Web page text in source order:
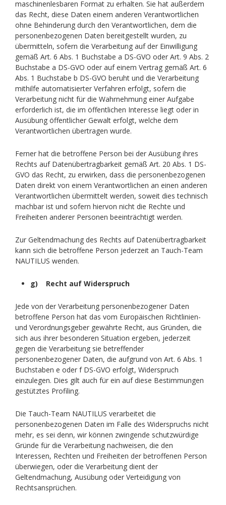
maschinenlesbaren Format zu erhalten. Sie hat außerdem
das Recht, diese Daten einem anderen Verantwortlichen
ohne Behinderung durch den Verantwortlichen, dem die
personenbezogenen Daten bereitgestellt wurden, zu
übermitteln, sofern die Verarbeitung auf der Einwilligung
gemäß Art. 6 Abs. 1 Buchstabe a DS-GVO oder Art. 9 Abs. 2
Buchstabe a DS-GVO oder auf einem Vertrag gemäß Art. 6
Abs. 1 Buchstabe b DS-GVO beruht und die Verarbeitung
mithilfe automatisierter Verfahren erfolgt, sofern die
Verarbeitung nicht für die Wahrnehmung einer Aufgabe
erforderlich ist, die im öffentlichen Interesse liegt oder in
Ausübung öffentlicher Gewalt erfolgt, welche dem
Verantwortlichen übertragen wurde.
Ferner hat die betroffene Person bei der Ausübung ihres
Rechts auf Datenübertragbarkeit gemäß Art. 20 Abs. 1 DS-
GVO das Recht, zu erwirken, dass die personenbezogenen
Daten direkt von einem Verantwortlichen an einen anderen
Verantwortlichen übermittelt werden, soweit dies technisch
machbar ist und sofern hiervon nicht die Rechte und
Freiheiten anderer Personen beeinträchtigt werden.
Zur Geltendmachung des Rechts auf Datenübertragbarkeit
kann sich die betroffene Person jederzeit an Tauch-Team
NAUTILUS wenden.
g) Recht auf Widerspruch
Jede von der Verarbeitung personenbezogener Daten
betroffene Person hat das vom Europäischen Richtlinien-
und Verordnungsgeber gewährte Recht, aus Gründen, die
sich aus ihrer besonderen Situation ergeben, jederzeit
gegen die Verarbeitung sie betreffender
personenbezogener Daten, die aufgrund von Art. 6 Abs. 1
Buchstaben e oder f DS-GVO erfolgt, Widerspruch
einzulegen. Dies gilt auch für ein auf diese Bestimmungen
gestütztes Profiling.
Die Tauch-Team NAUTILUS verarbeitet die
personenbezogenen Daten im Falle des Widerspruchs nicht
mehr, es sei denn, wir können zwingende schutzwürdige
Gründe für die Verarbeitung nachweisen, die den
Interessen, Rechten und Freiheiten der betroffenen Person
überwiegen, oder die Verarbeitung dient der
Geltendmachung, Ausübung oder Verteidigung von
Rechtsansprüchen.